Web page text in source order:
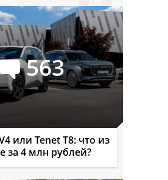
563
или Tenet T8: что из
за 4 млн рублей?